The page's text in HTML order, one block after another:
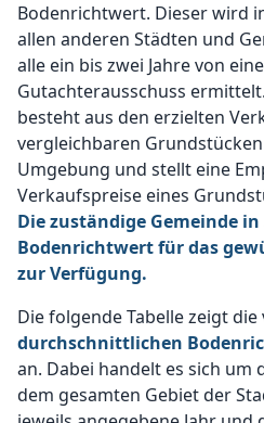
Bodenrichtwert. Dieser wird
allen anderen Städten und
alle ein bis zwei Jahre von
Gutachterausschuss
besteht aus den erzielten
vergleichbaren
Umgebung und stellt eine
Verkaufspreise eines
Die zuständige Gemeinde
Bodenrichtwert für das
zur Verfügung.
Die folgende Tabelle zeigt
durchschnittlichen
an. Dabei handelt es sich um
dem gesamten Gebiet der